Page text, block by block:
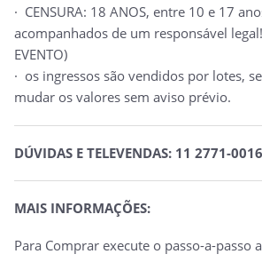
· CENSURA: 18 ANOS, entre 10 e 17
acompanhados de um responsável legal!
EVENTO)
· os ingressos são vendidos por lotes,
mudar os valores sem aviso prévio.
DÚVIDAS E TELEVENDAS: 11 2771-0016
MAIS INFORMAÇÕES:
Para Comprar execute o passo-a-passo